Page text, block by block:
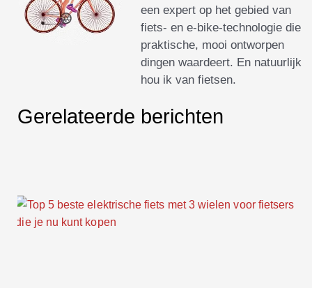
een expert op het gebied van
fiets- en e-bike-technologie die
praktische, mooi ontworpen
dingen waardeert. En natuurlijk
hou ik van fietsen.
Gerelateerde berichten